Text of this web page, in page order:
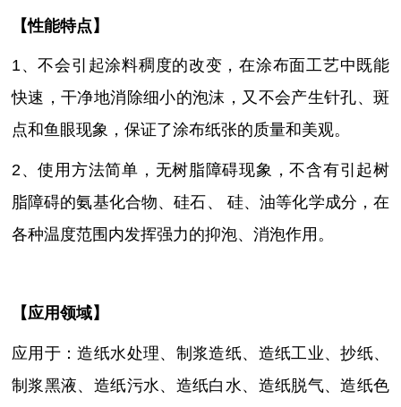
【性能特点】
1、不会引起涂料稠度的改变，在涂布面工艺中既能
快速，干净地消除细小的泡沫，又不会产生针孔、斑
点和鱼眼现象，保证了涂布纸张的质量和美观。
2、使用方法简单，无树脂障碍现象，不含有引起树
脂障碍的氨基化合物、硅石、 硅、油等化学成分，在
各种温度范围内发挥强力的抑泡、消泡作用。
【应用领域】
应用于：造纸水处理、制浆造纸、造纸工业、抄纸、
制浆黑液、造纸污水、造纸白水、造纸脱气、造纸色